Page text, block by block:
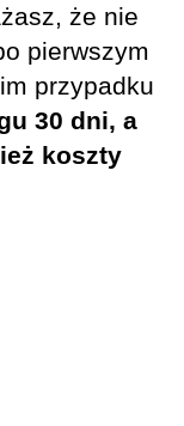
że nie
pierwszym
przypadku
30 dni, a
koszty